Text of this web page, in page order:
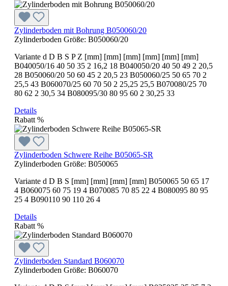
Zylinderboden mit Bohrung B050060/20
Zylinderboden Größe: B050060/20
Variante d D B S P Z [mm] [mm] [mm] [mm] [mm] [mm]
B040050/16 40 50 35 2 16,2 18 B040050/20 40 50 49 2 20,5
28 B050060/20 50 60 45 2 20,5 23 B050060/25 50 65 70 2
25,5 43 B060070/25 60 70 50 2 25,25 25,5 B070080/25 70
80 62 2 30,5 34 B080095/30 80 95 60 2 30,25 33
Details
Rabatt %
Zylinderboden Schwere Reihe B05065-SR
Zylinderboden Größe: B050065
Variante d D B S [mm] [mm] [mm] [mm] B050065 50 65 17
4 B060075 60 75 19 4 B070085 70 85 22 4 B080095 80 95
25 4 B090110 90 110 26 4
Details
Rabatt %
Zylinderboden Standard B060070
Zylinderboden Größe: B060070